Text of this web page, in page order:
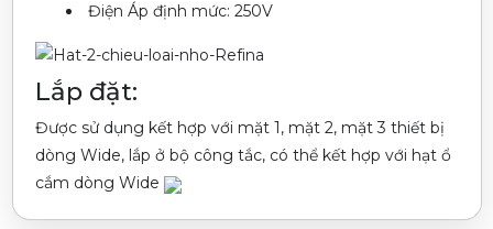
Điện Áp định mức: 250V
Lắp đặt:
Được sử dụng kết hợp với mặt 1, mặt 2, mặt 3 thiết bị
dòng Wide, lắp ở bộ công tắc, có thể kết hợp với hạt ổ
cắm dòng Wide